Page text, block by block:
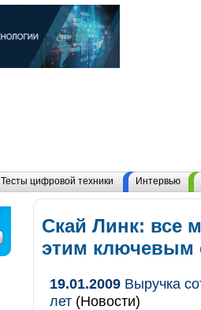
Тесты цифровой техники Интервью
Скай Линк: все
этим ключевым
19.01.2009 Выручка
лет (Новости)